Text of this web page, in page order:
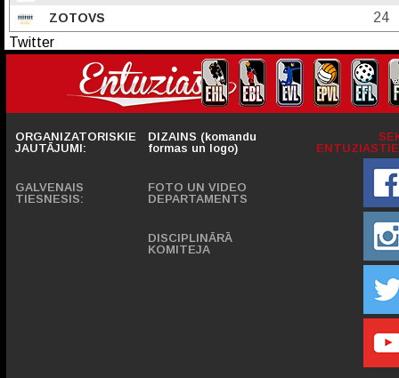
ZOTOVS
24
Twitter
ORGANIZATORISKIE
JAUTĀJUMI:
GALVENAIS
TIESNESIS:
DIZAINS (komandu
formas un logo)
FOTO UN VIDEO
DEPARTAMENTS
DISCIPLINĀRĀ
KOMITEJA